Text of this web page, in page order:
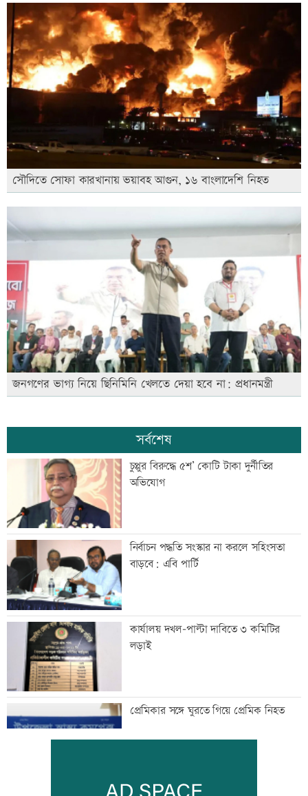
সৌদিতে সোফা কারখানায় ভয়াবহ আগুন, ১৬ বাংলাদেশি নিহত
জনগণের ভাগ্য নিয়ে ছিনিমিনি খেলতে দেয়া হবে না: প্রধানমন্ত্রী
সর্বশেষ
চুপ্পুর বিরুদ্ধে ৫শ’ কোটি টাকা দুর্নীতির
অভিযোগ
নির্বাচন পদ্ধতি সংস্কার না করলে সহিংসতা
বাড়বে: এবি পার্টি
কার্যালয় দখল-পাল্টা দাবিতে ৩ কমিটির
লড়াই
প্রেমিকার সঙ্গে ঘুরতে গিয়ে প্রেমিক নিহত